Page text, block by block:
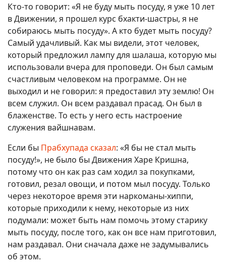
Кто-то говорит: «Я не буду мыть посуду, я уже 10 лет
в Движении, я прошел курс бхакти-шастры, я не
собираюсь мыть посуду». А кто будет мыть посуду?
Самый удачливый. Как мы видели, этот человек,
который предложил лампу для шалаша, которую мы
использовали вчера для проповеди. Он был самым
счастливым человеком на программе. Он не
выходил и не говорил: я предоставил эту землю! Он
всем служил. Он всем раздавал прасад. Он был в
блаженстве. То есть у него есть настроение
служения вайшнавам.
Если бы Прабхупада сказал: «Я бы не стал мыть
посуду!», не было бы Движения Харе Кришна,
потому что он как раз сам ходил за покупками,
готовил, резал овощи, и потом мыл посуду. Только
через некоторое время эти наркоманы-хиппи,
которые приходили к нему, некоторые из них
подумали: может быть нам помочь этому старику
мыть посуду, после того, как он все нам приготовил,
нам раздавал. Они сначала даже не задумывались
об этом.